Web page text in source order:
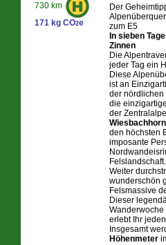
730 km
171 kg CO2e
Der
zum E5
In sieben
Zinnen
Die
jeder Tag ein
Diese
ist an
der
die
der
den höchsten
imposante
Felslandschaft.
Weiter
wunderschön
Felsmassive
Dieser
erlebt Ihr
Insgesamt
Höhenmeter